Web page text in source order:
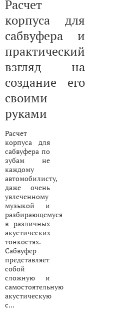
Расчет
корпуса для
сабвуфера и
практический
взгляд на
создание его
своими
руками
Расчет
корпуса для
сабвуфера по
зубам не
каждому
автомобилисту,
даже очень
увлеченному
музыкой и
разбирающемуся
в различных
акустических
тонкостях.
Сабвуфер
представляет
собой
сложную и
самостоятельную
акустическую
с...